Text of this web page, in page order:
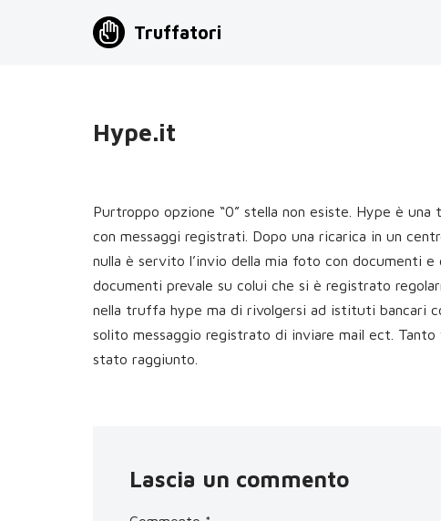
Truffatori
Hype.it
Purtroppo opzione “0” stella non esiste. Hype è
con messaggi registrati. Dopo una ricarica in un
nulla è servito l’invio della mia foto con documenti
documenti prevale su colui che si è registrato
nella truffa hype ma di rivolgersi ad istituti bancari
solito messaggio registrato di inviare mail ect.
stato raggiunto.
Lascia un commento